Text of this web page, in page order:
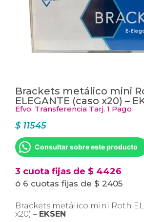
Brackets metálico mini
ELEGANTE (caso x20) –
Efvo. Transferencia Tarj. 1 Pago
$11545
Consultar sobre este producto
3 cuota fijas de $ 4426
ó 6 cuotas fijas de $ 2405
Brackets metálico mini Roth
x20) – EKSEN